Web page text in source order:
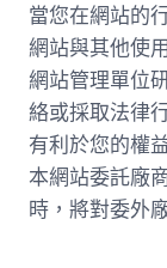
當您在網站的
網站與其他使
網站管理單位
絡或採取法律
有利於您的權
本網站委託廠
時，將對委外